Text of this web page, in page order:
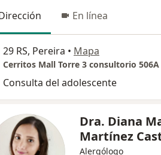
En línea
29 RS, Pereira • Mapa
Cerritos Mall Torre 3 consultorio 506A
Consulta del adolescente
Dra. Diana
Martínez
Alergólogo